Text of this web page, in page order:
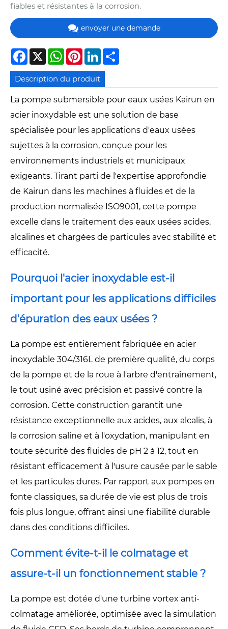
fiables et résistantes à la corrosion.
envoyer une demande
Facebook
X WhatsApp
PinterestLinkedIn
Description du produit
La pompe submersible pour eaux usées Kairun en
acier inoxydable est une solution de base
spécialisée pour les applications d'eaux usées
sujettes à la corrosion, conçue pour les
environnements industriels et municipaux
exigeants. Tirant parti de l'expertise approfondie
de Kairun dans les machines à fluides et de la
production normalisée ISO9001, cette pompe
excelle dans le traitement des eaux usées acides,
alcalines et chargées de particules avec stabilité et
efficacité.
Pourquoi l'acier inoxydable est-il
important pour les applications difficiles
d'épuration des eaux usées ?
La pompe est entièrement fabriquée en acier
inoxydable 304/316L de première qualité, du corps
de la pompe et de la roue à l'arbre d'entraînement,
le tout usiné avec précision et passivé contre la
corrosion. Cette construction garantit une
résistance exceptionnelle aux acides, aux alcalis, à
la corrosion saline et à l'oxydation, manipulant en
toute sécurité des fluides de pH 2 à 12, tout en
résistant efficacement à l'usure causée par le sable
et les particules dures. Par rapport aux pompes en
fonte classiques, sa durée de vie est plus de trois
fois plus longue, offrant ainsi une fiabilité durable
dans des conditions difficiles.
Comment évite-t-il le colmatage et
assure-t-il un fonctionnement stable ?
La pompe est dotée d'une turbine vortex anti-
colmatage améliorée, optimisée avec la simulation